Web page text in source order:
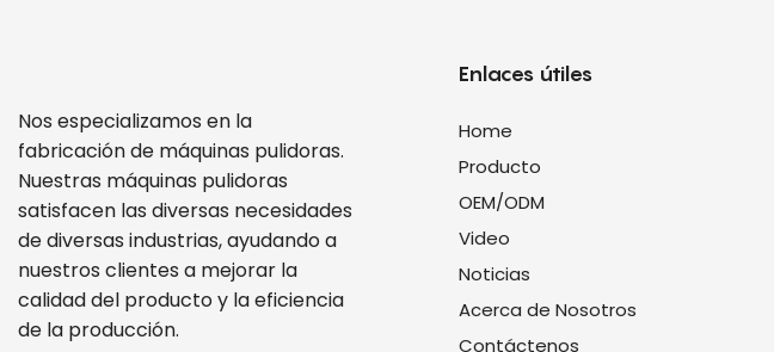
Nos especializamos en la
fabricación de máquinas pulidoras.
Nuestras máquinas pulidoras
satisfacen las diversas necesidades
de diversas industrias, ayudando a
nuestros clientes a mejorar la
calidad del producto y la eficiencia
de la producción.
Enlaces útiles
Home
Producto
OEM/ODM
Video
Noticias
Acerca de Nosotros
Contáctenos